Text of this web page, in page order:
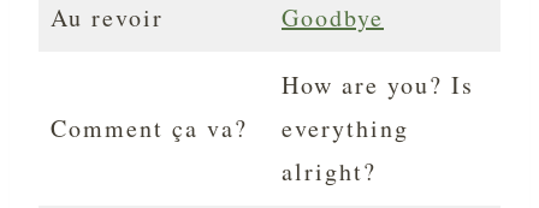
Au revoir Goodbye
Comment ça va?
How are you? Is
everything
alright?